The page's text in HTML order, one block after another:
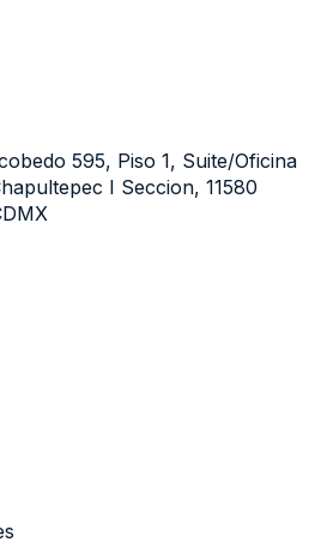
595, Piso 1, Suite/Oficina
I Seccion, 11580